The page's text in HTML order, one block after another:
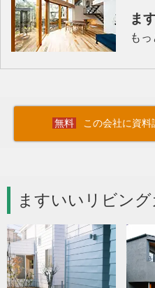
ま
も
この会社に資
ますいいリビン